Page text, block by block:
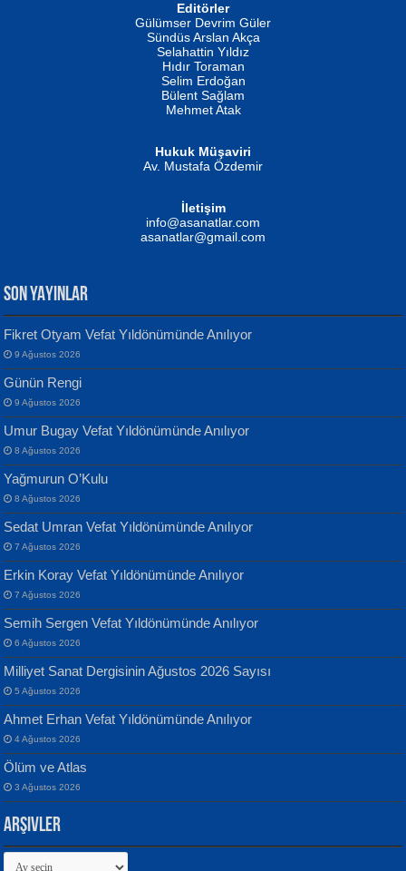
İSMAİL OKUTAN
Erkeklerin Kahrolması Ne Demektir
MUSTAFA KELOĞLU
Yarına İz Bırakmak...
ATİLLA ÖZEN
Sultan Olmadan Önce Eyüp...
EKREM KARABABA
Evvel Zaman Tanrıçası...
Yılmaz Ekinci
Geceye Söylenen...
Banu Sancak
Defterimden İçeri...
İsmail Aydos
İnkisar...
Editörler
Gülümser Devrim Güler
Sündüs Arslan Akça
Selahattin Yıldız
Hıdır Toraman
Selim Erdoğan
Bülent Sağlam
Mehmet Atak
Hukuk Müşaviri
Av. Mustafa Özdemir
İletişim
info@asanatlar.com
asanatlar@gmail.com
SON YAYINLAR
Fikret Otyam Vefat Yıldönümünde Anılıyor
9 Ağustos 2026
Günün Rengi
9 Ağustos 2026
Umur Bugay Vefat Yıldönümünde Anılıyor
8 Ağustos 2026
Yağmurun O’Kulu
8 Ağustos 2026
Sedat Umran Vefat Yıldönümünde Anılıyor
7 Ağustos 2026
Erkin Koray Vefat Yıldönümünde Anılıyor
7 Ağustos 2026
Semih Sergen Vefat Yıldönümünde Anılıyor
6 Ağustos 2026
Milliyet Sanat Dergisinin Ağustos 2026 Sayısı
5 Ağustos 2026
Ahmet Erhan Vefat Yıldönümünde Anılıyor
4 Ağustos 2026
Ölüm ve Atlas
3 Ağustos 2026
Arşivler
Arşivler